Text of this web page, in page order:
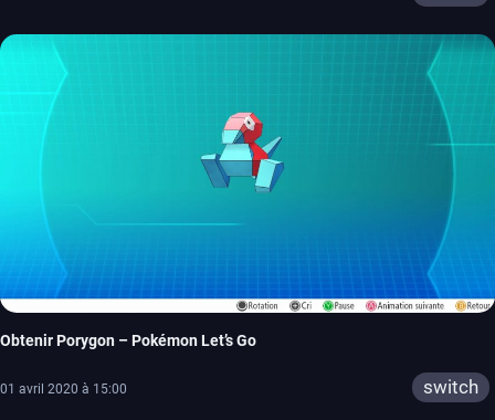
Obtenir Porygon – Pokémon Let’s Go
01 avril 2020 à 15:00 switch